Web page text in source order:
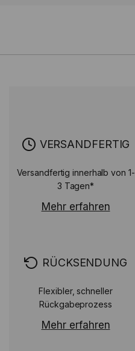
VERSANDFERTIG
Versandfertig innerhalb von 1-
3 Tagen*
Mehr erfahren
RÜCKSENDUNG
Flexibler, schneller
Rückgabeprozess
Mehr erfahren